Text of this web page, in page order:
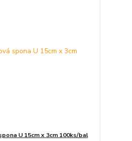
U 15cm x 3cm 100ks/bal